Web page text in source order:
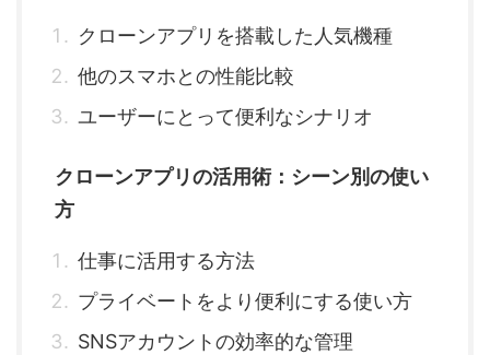
クローンアプリを搭載した人気機種
他のスマホとの性能比較
ユーザーにとって便利なシナリオ
クローンアプリの活用術：シーン別の使い
方
仕事に活用する方法
プライベートをより便利にする使い方
SNSアカウントの効率的な管理